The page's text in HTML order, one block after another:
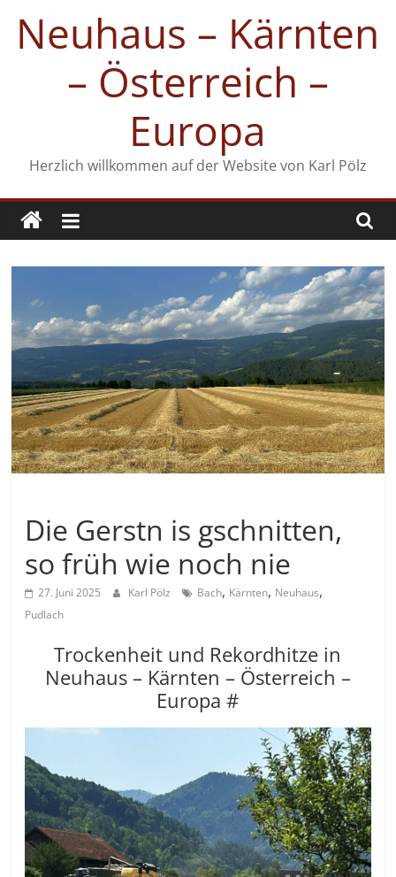
Inhalt
springen
Neuhaus – Kärnten
– Österreich –
Europa
Herzlich willkommen auf der Website von Karl Pölz
Die Gerstn is gschnitten,
so früh wie noch nie
27. Juni 2025 Karl Pölz Bach, Kärnten, Neuhaus,
Pudlach
Trockenheit und Rekordhitze in
Neuhaus – Kärnten – Österreich –
Europa #